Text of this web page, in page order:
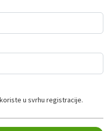
u svrhu registracije.